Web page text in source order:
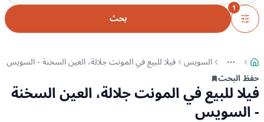
1
بحث
More
عرض المزيد من المسارات
السويس فيلا للبيع في المونت جلالة، العين السخنة - السويس
حفظ البحث
فيلا للبيع في المونت جلالة، العين السخنة
- السويس